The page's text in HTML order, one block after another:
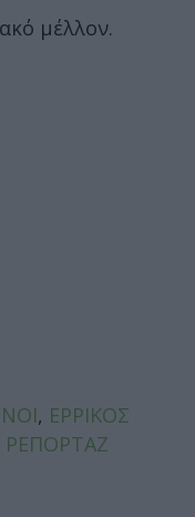
μέλλον.
, ΕΡΡΙΚΟΣ
ΡΕΠΟΡΤΑΖ